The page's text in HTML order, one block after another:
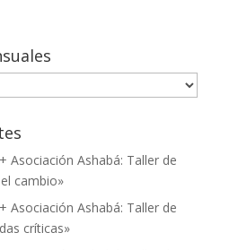
Asociación Ashabá: Taller de
cambio»
Asociación Ashabá: Taller de
críticas»